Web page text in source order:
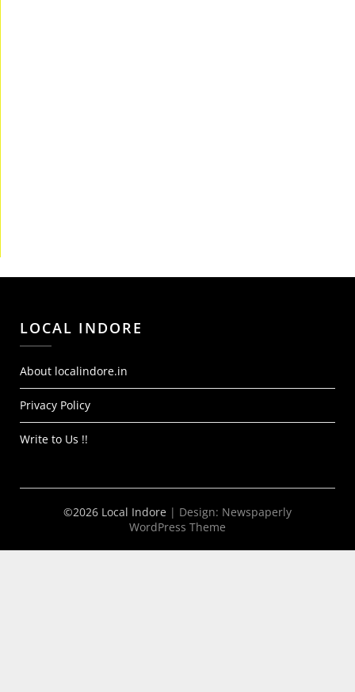
LOCAL INDORE
About localindore.in
Privacy Policy
Write to Us !!
©2026 Local Indore | Design: Newspaperly
WordPress Theme